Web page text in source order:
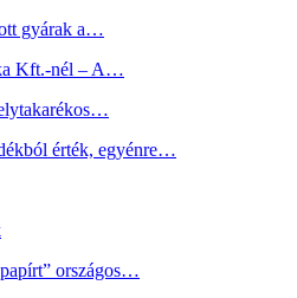
gyárak a…
Kft.-nél – A…
érték, egyénre…
országos…